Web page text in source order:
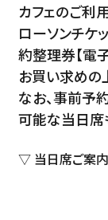
カフェのご利
ローソンチケ
約整理券【電
お買い求めの
なお、事前予
可能な当日席
▽ 当日席ご案内